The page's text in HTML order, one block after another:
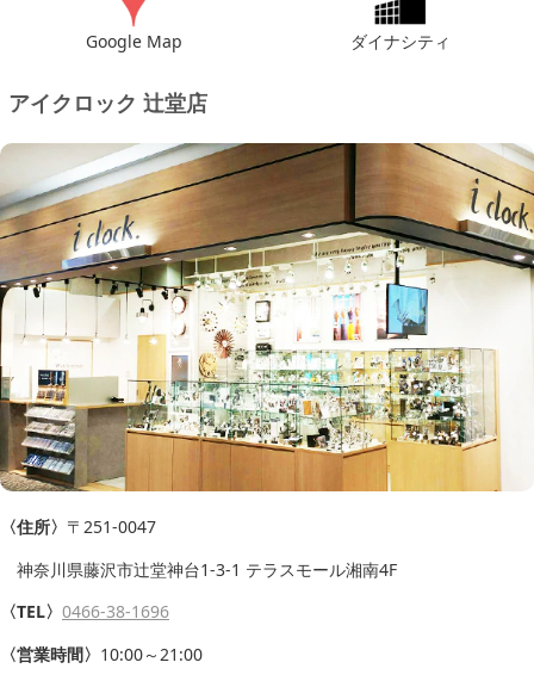
Google Map ダイナシティ
アイクロック 辻堂店
〈住所〉 〒251-0047
神奈川県藤沢市辻堂神台1-3-1 テラスモール湘南4F
〈TEL〉 0466-38-1696
〈営業時間〉 10:00～21:00